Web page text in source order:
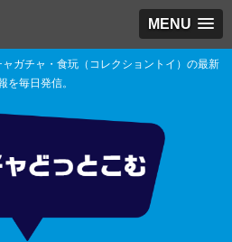
MENU
ガチャ・食玩（コレクショントイ）の最新
を毎日発信。